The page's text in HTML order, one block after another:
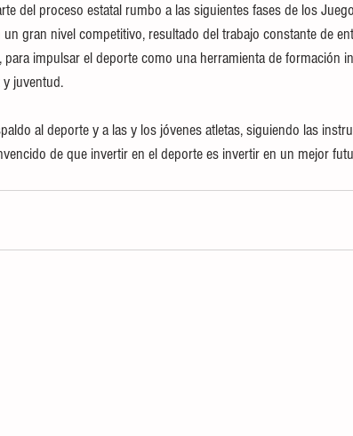
del proceso estatal rumbo a las siguientes fases de los
gran nivel competitivo, resultado del trabajo constante de
impulsar el deporte como una herramienta de formación
juventud.
al deporte y a las y los jóvenes atletas, siguiendo las
de que invertir en el deporte es invertir en un mejor